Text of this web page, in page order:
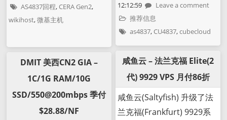
AS4837回程, CERA Gen2,
wikihost,微基主机
DMIT 美西CN2 GIA –
1C/1G RAM/10G
SSD/550@200mbps 季付
$28.88/NF
12:12:59
Leave a comment
推荐信息
as4837, CU4837,cubecloud
咸鱼云 – 法兰克福 Elite(2
代) 9929 VPS 月付86折
咸鱼云(Saltyfish) 升级了法
兰克福(Frankfurt) 9929系